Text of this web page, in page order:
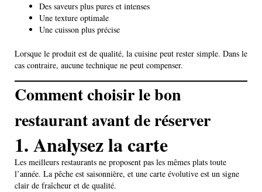
Des saveurs plus pures et intenses
Une texture optimale
Une cuisson plus précise
Lorsque le produit est de qualité, la cuisine peut rester simple. Dans le
cas contraire, aucune technique ne peut compenser.
Comment choisir le bon
restaurant avant de réserver
1. Analysez la carte
Les meilleurs restaurants ne proposent pas les mêmes plats toute
l’année. La pêche est saisonnière, et une carte évolutive est un signe
clair de fraîcheur et de qualité.